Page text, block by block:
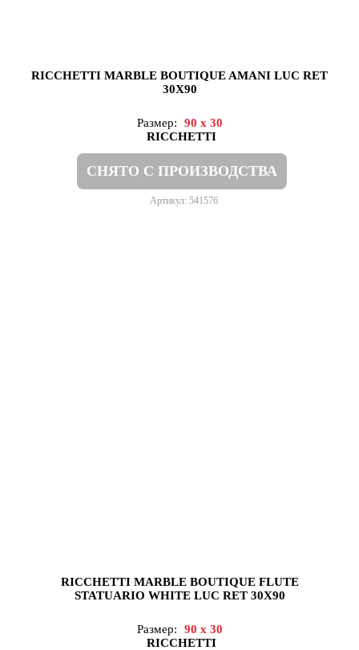
RICCHETTI MARBLE BOUTIQUE AMANI LUC RET
30X90
Размер:
90 x 30
RICCHETTI
СНЯТО С ПРОИЗВОДСТВА
Артикул: 541576
RICCHETTI MARBLE BOUTIQUE FLUTE
STATUARIO WHITE LUC RET 30X90
Размер:
90 x 30
RICCHETTI